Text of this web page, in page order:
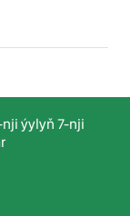
ýylyň 7-nji